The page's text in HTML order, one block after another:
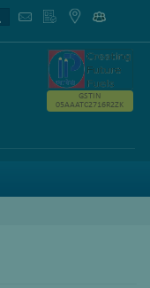
GSTIN
05AAATC2716R2ZK